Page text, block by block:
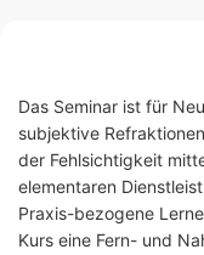
Das Seminar ist für
subjektive
der Fehlsichtigkeit
elementaren
Praxis-bezogene
Kurs eine Fern- und